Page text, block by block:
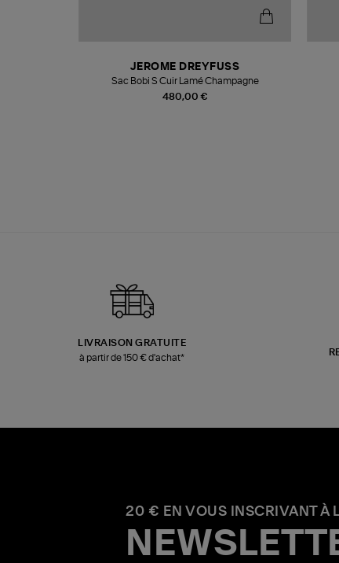
480,00 €
JEROME DREYFUSS
Sac Bobi S Cuir Lamé Champagne
LIVRAISON GRATUITE
à partir de 150 € d'achat*
20 € EN VOUS INSCRIVANT À